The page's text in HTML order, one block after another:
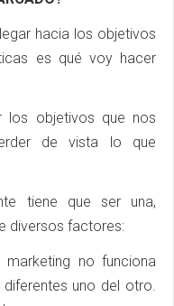
hacia los objetivos
es qué voy hacer
los objetivos que nos
de vista lo que
tiene que ser una,
diversos factores:
marketing no funciona
uno del otro.